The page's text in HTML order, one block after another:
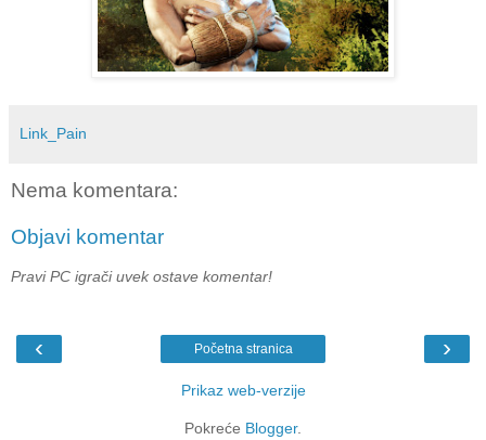
Link_Pain
Nema komentara:
Objavi komentar
Pravi PC igrači uvek ostave komentar!
‹ ›
Početna stranica
Prikaz web-verzije
Pokreće Blogger.